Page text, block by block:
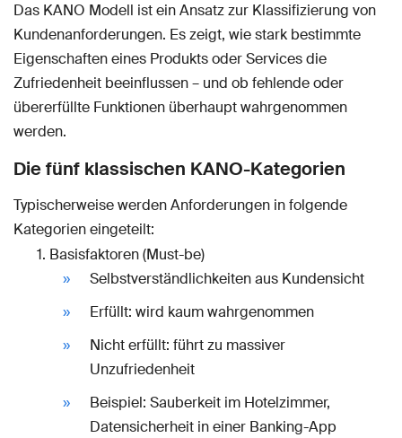
Das KANO Modell ist ein Ansatz zur Klassifizierung von
Kundenanforderungen. Es zeigt, wie stark bestimmte
Eigenschaften eines Produkts oder Services die
Zufriedenheit beeinflussen – und ob fehlende oder
übererfüllte Funktionen überhaupt wahrgenommen
werden.
Die fünf klassischen KANO-Kategorien
Typischerweise werden Anforderungen in folgende
Kategorien eingeteilt:
Basisfaktoren (Must-be)
Selbstverständlichkeiten aus Kundensicht
Erfüllt: wird kaum wahrgenommen
Nicht erfüllt: führt zu massiver
Unzufriedenheit
Beispiel: Sauberkeit im Hotelzimmer,
Datensicherheit in einer Banking-App